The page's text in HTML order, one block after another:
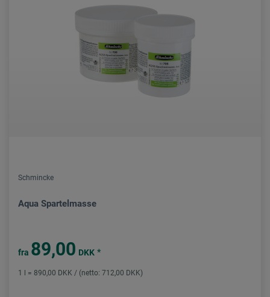
Schmincke
Aqua Spartelmasse
fra 89,00 DKK *
1 l = 890,00 DKK / (netto: 712,00 DKK)